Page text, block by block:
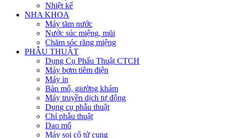
Nhiệt kế
NHA KHOA
Máy tăm nước
Nước súc miệng, mũi
Chăm sóc răng miệng
PHẪU THUẬT
Dụng Cụ Phẩu Thuật CTCH
Máy bơm tiêm điện
Máy in
Bàn mổ, giường khám
Máy truyền dịch tự động
Dụng cụ phẫu thuật
Chỉ phẫu thuật
Dao mổ
Máy soi cổ tử cung